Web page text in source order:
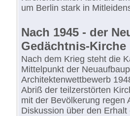
um Berlin stark in
Nach 1945 - der
Gedächtnis-Kirche
Nach dem Krieg steht die
Mittelpunkt der
Architektenwettbewerb
Abriß der teilzerstörten
mit der Bevölkerung regen
Diskussion über den